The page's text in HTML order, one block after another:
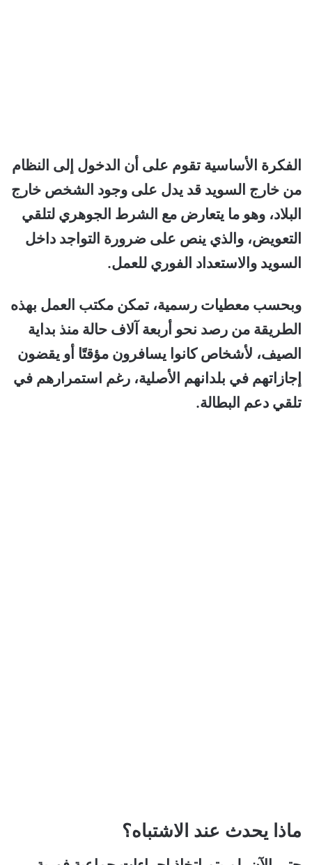
الفكرة الأساسية تقوم على أن الدخول إلى النظام
من خارج السويد قد يدل على وجود الشخص خارج
البلاد، وهو ما يتعارض مع الشرط الجوهري لتلقي
التعويض، والذي ينص على ضرورة التواجد داخل
السويد والاستعداد الفوري للعمل.
وبحسب معطيات رسمية، تمكن مكتب العمل بهذه
الطريقة من رصد نحو أربعة آلاف حالة منذ بداية
الصيف، لأشخاص كانوا يسافرون مؤقتًا أو يقضون
إجازاتهم في بلدانهم الأصلية، رغم استمرارهم في
تلقي دعم البطالة.
ماذا يحدث عند الاشتباه؟